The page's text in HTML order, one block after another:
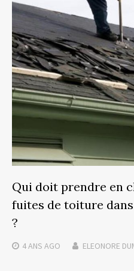
Qui doit prendre en
fuites de toiture
?
4 ANS AGO ELEONORE